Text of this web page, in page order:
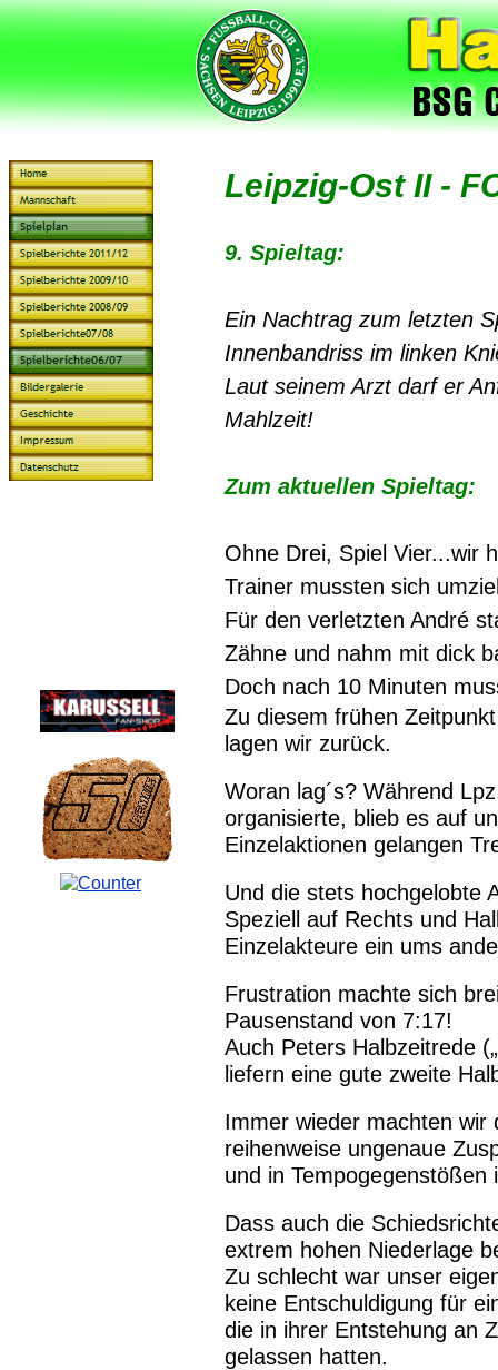
Leipzig-Ost II -
9. Spieltag:
Ein Nachtrag zum letzten
Innenbandriss im linken
Laut seinem Arzt darf er
Mahlzeit!
Zum aktuellen Spieltag:
Ohne Drei, Spiel Vier...wir
Trainer mussten sich
Für den verletzten André
Zähne und nahm mit dick
Doch nach 10 Minuten
Zu diesem frühen
lagen wir zurück.
Woran lag´s? Während
organisierte, blieb es auf
Einzelaktionen gelangen
Und die stets hochgelobte
Speziell auf Rechts und
Einzelakteure ein ums
Frustration machte sich
Pausenstand von 7:17!
Auch Peters Halbzeitrede
liefern eine gute zweite
Immer wieder machten wir
reihenweise ungenaue
und in Tempogegenstößen
Dass auch die
extrem hohen Niederlage
Zu schlecht war unser
keine Entschuldigung für
die in ihrer Entstehung an
gelassen hatten.